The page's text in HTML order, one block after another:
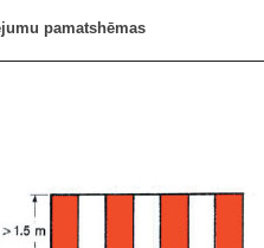
pamatshēmas